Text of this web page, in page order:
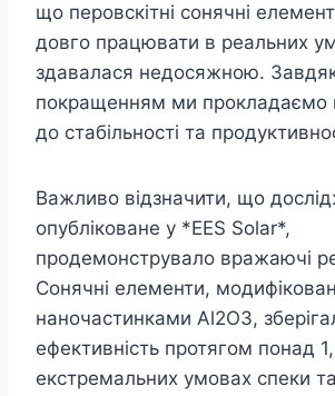
що перовскітні сонячні
довго працювати в реальних
здавалася недосяжною.
покращенням ми прокладаємо
до стабільності та
Важливо відзначити, що
опубліковане у *EES Solar*,
продемонструвало вражаючі
Сонячні елементи,
наночастинками Al2O3,
ефективність протягом понад
екстремальних умовах спеки